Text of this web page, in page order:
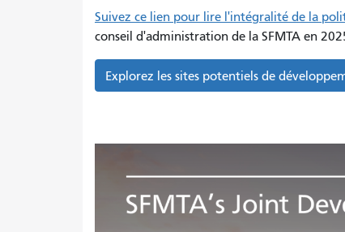
Suivez ce lien pour lire l'intégralité de la
conseil d'administration de la SFMTA en
Explorez les sites potentiels de